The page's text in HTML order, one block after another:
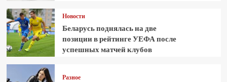
Новости
Беларусь поднялась на две
позиции в рейтинге УЕФА после
успешных матчей клубов
Разное